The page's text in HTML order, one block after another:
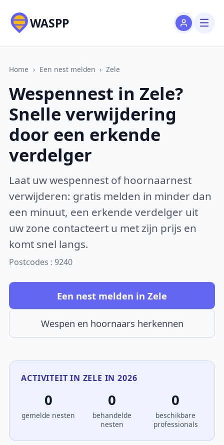
WASPP
Home › Een nest melden › Zele
Wespennest in Zele?
Snelle verwijdering
door een erkende
verdelger
Laat uw wespennest of hoornaarnest
verwijderen: gratis melden in minder dan
een minuut, een erkende verdelger uit
uw zone contacteert u met zijn prijs en
komt snel langs.
Postcodes : 9240
Een nest melden in Zele
Wespen en hoornaars herkennen
ACTIVITEIT IN ZELE IN 2026
0
gemelde nesten
0
behandelde
nesten
0
beschikbare
professionals